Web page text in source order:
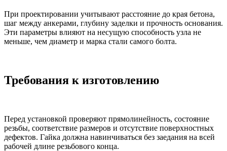
При проектировании учитывают расстояние до края бетона,
шаг между анкерами, глубину заделки и прочность основания.
Эти параметры влияют на несущую способность узла не
меньше, чем диаметр и марка стали самого болта.
Требования к изготовлению
Перед установкой проверяют прямолинейность, состояние
резьбы, соответствие размеров и отсутствие поверхностных
дефектов. Гайка должна навинчиваться без заедания на всей
рабочей длине резьбового конца.